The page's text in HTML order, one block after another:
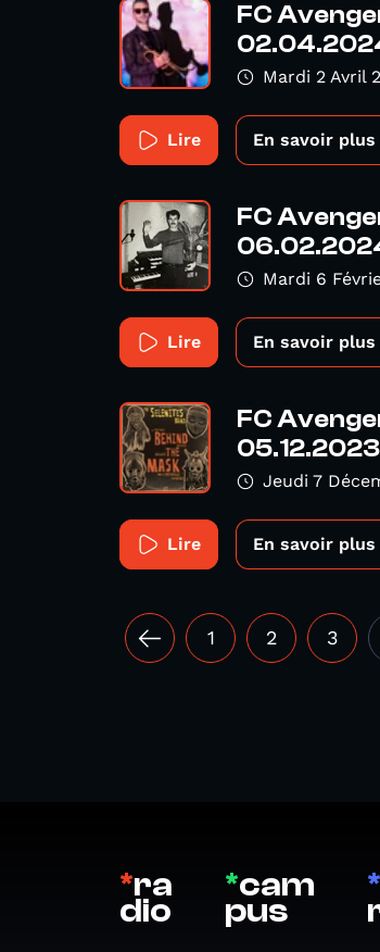
FC
Mardi 2 Avril
Lire En savoir plus
FC
Mardi 6
Lire En savoir plus
FC
05.12.2023
Jeudi 7
Lire En savoir plus
1 2 3
*ra
dio
*cam
pus
*